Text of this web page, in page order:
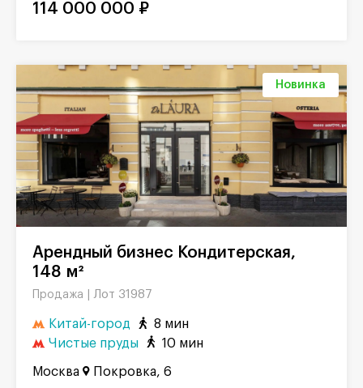
114 000 000 ₽
Новинка
Арендный бизнес Кондитерская,
148 м²
Продажа | Лот 31987
Китай-город
8 мин
Чистые пруды
10 мин
Москва Покровка, 6